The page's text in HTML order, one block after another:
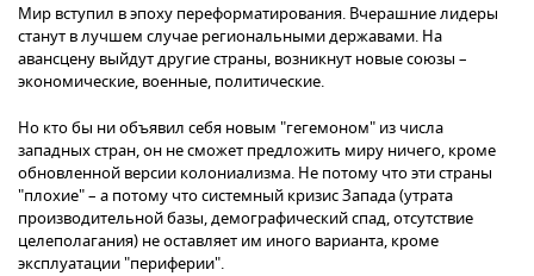
Мир вступил в эпоху переформатирования. Вчерашние лидеры
станут в лучшем случае региональными державами. На
авансцену выйдут другие страны, возникнут новые союзы –
экономические, военные, политические.
Но кто бы ни объявил себя новым "гегемоном" из числа
западных стран, он не сможет предложить миру ничего, кроме
обновленной версии колониализма. Не потому что эти страны
"плохие" – а потому что системный кризис Запада (утрата
производительной базы, демографический спад, отсутствие
целеполагания) не оставляет им иного варианта, кроме
эксплуатации "периферии".